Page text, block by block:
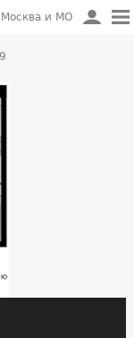
Москва и МО